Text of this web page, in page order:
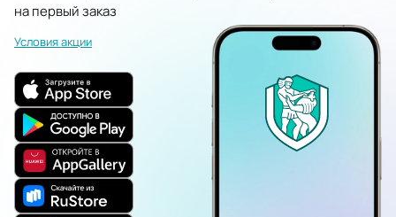
на первый заказ
Условия акции